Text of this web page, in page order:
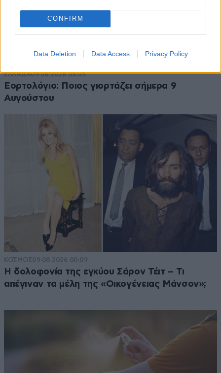
CONFIRM
Data Deletion Data Access Privacy Policy
ΕΛΛΑΔΑ09·08·2026 05:45
Εορτολόγιο: Ποιος γιορτάζει σήμερα 9
Αυγούστου
ΚΟΣΜΟΣ09·08·2026 00:09
Η δολοφονία της εγκύου Σάρον Τέιτ – Τι
απέγιναν τα μέλη της «Οικογένειας Μάνσον»;